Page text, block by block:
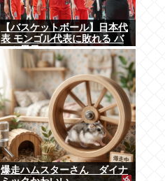
【バスケットボール】日本代
表 モンゴル代表に敗れる バ
スケ男子
爆走ハムスターさん ダイナ